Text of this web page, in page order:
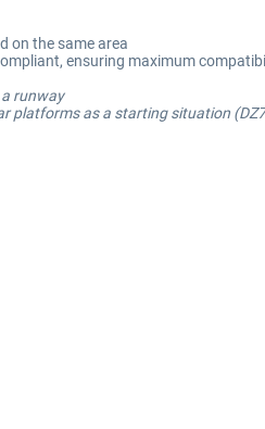
on the same area
ensuring maximum
runway
platforms as a starting situation